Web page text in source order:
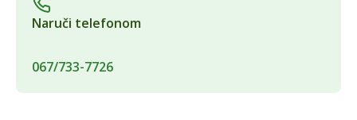
Naruči telefonom
067/733-7726